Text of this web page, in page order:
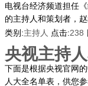
电视台经济频道担任
的主持人和策划者，
类别:主持人 点击:238
央视主持
下面是根据央视官网
人大全名单表，供您